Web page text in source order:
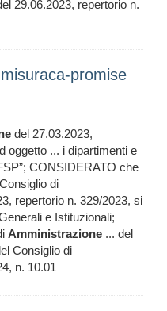
29.06.2023, repertorio n.
promise
del 27.03.2023,
oggetto ... i dipartimenti e
CONSIDERATO che
di
repertorio n. 329/2023, si
e Istituzionali;
Amministrazione ... del
Consiglio di
n. 10.01